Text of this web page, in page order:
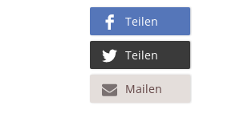
Teilen
Teilen
Mailen